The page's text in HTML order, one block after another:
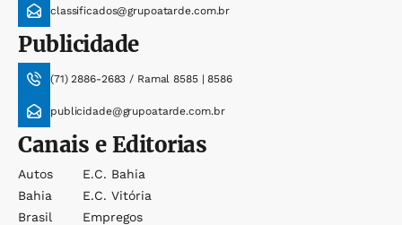
classificados@grupoatarde.com.br
Publicidade
(71) 2886-2683 / Ramal 8585 | 8586
publicidade@grupoatarde.com.br
Canais e Editorias
Autos
Bahia
Brasil
E.c. Bahia
E.c. Vitória
Empregos